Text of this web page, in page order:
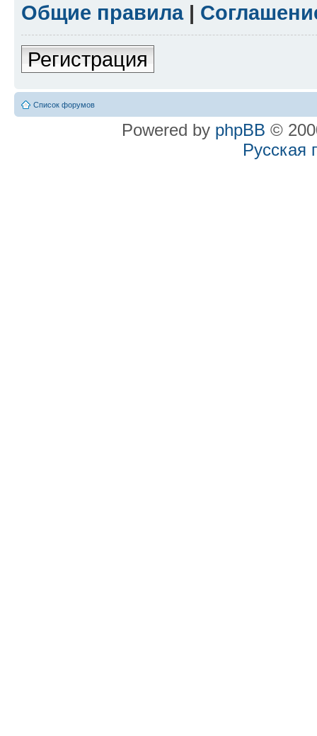
Общие правила|
Регистрация
Список форумов
Powered by phpBB ©
Русская